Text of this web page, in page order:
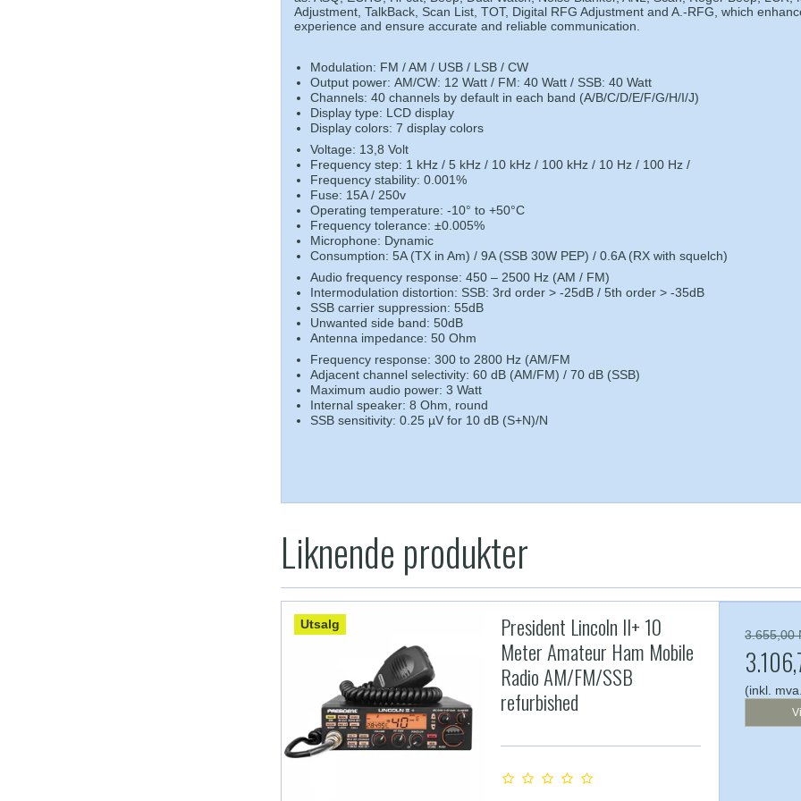
Adjustment, TalkBack, Scan List, TOT, Digital RFG Adjustment and A.-RFG, which
experience and ensure accurate and reliable communication.
Modulation: FM / AM / USB / LSB / CW
Output power: AM/CW: 12 Watt / FM: 40 Watt / SSB: 40 Watt
Channels: 40 channels by default in each band (A/B/C/D/E/F/G/H/I/J)
Display type: LCD display
Display colors: 7 display colors
Voltage: 13,8 Volt
Frequency step: 1 kHz / 5 kHz / 10 kHz / 100 kHz / 10 Hz / 100 Hz /
Frequency stability: 0.001%
Fuse: 15A / 250v
Operating temperature: -10° to +50°C
Frequency tolerance: ±0.005%
Microphone: Dynamic
Consumption: 5A (TX in Am) / 9A (SSB 30W PEP) / 0.6A (RX with squelch)
Audio frequency response: 450 – 2500 Hz (AM / FM)
Intermodulation distortion: SSB: 3rd order > -25dB / 5th order > -35dB
SSB carrier suppression: 55dB
Unwanted side band: 50dB
Antenna impedance: 50 Ohm
Frequency response: 300 to 2800 Hz (AM/FM
Adjacent channel selectivity: 60 dB (AM/FM) / 70 dB (SSB)
Maximum audio power: 3 Watt
Internal speaker: 8 Ohm, round
SSB sensitivity: 0.25 µV for 10 dB (S+N)/N
Liknende produkter
Utsalg
President Lincoln II+ 10
Meter Amateur Ham Mobile
Radio AM/FM/SSB
refurbished
3.655,00
(inkl.